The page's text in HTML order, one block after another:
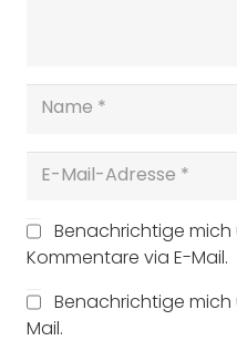
Benachrichtige
Kommentare via E-Mail.
Benachrichtige mich
Mail.